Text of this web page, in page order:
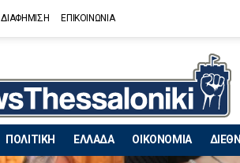
ΔΙΑΦΗΜΙΣΗ ΕΠΙΚΟΙΝΩΝΙΑ
ΠΟΛΙΤΙΚΗ ΕΛΛΑΔΑ ΟΙΚΟΝΟΜΙΑ